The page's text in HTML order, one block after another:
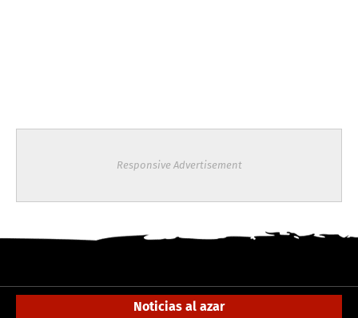
Responsive Advertisement
Noticias al azar